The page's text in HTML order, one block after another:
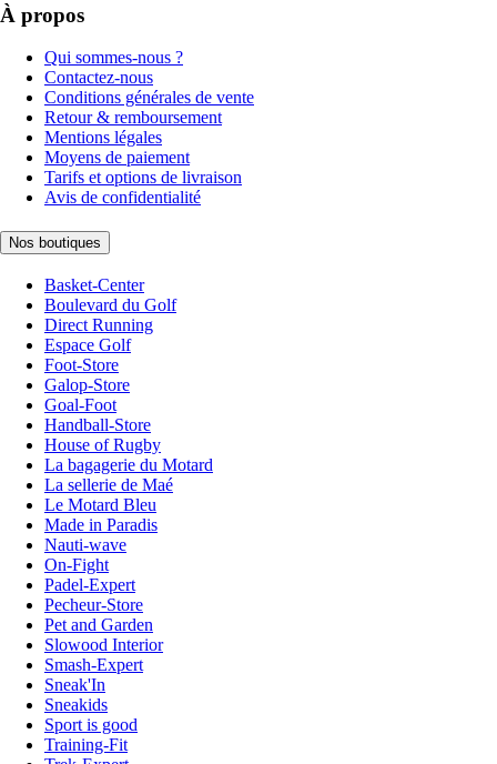
À propos
Qui sommes-nous ?
Contactez-nous
Conditions générales de vente
Retour & remboursement
Mentions légales
Moyens de paiement
Tarifs et options de livraison
Avis de confidentialité
Nos boutiques
Basket-Center
Boulevard du Golf
Direct Running
Espace Golf
Foot-Store
Galop-Store
Goal-Foot
Handball-Store
House of Rugby
La bagagerie du Motard
La sellerie de Maé
Le Motard Bleu
Made in Paradis
Nauti-wave
On-Fight
Padel-Expert
Pecheur-Store
Pet and Garden
Slowood Interior
Smash-Expert
Sneak'In
Sneakids
Sport is good
Training-Fit